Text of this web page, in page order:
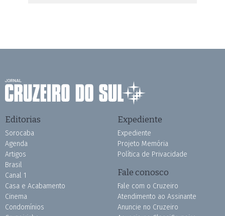
Editorias
Sorocaba
Agenda
Artigos
Brasil
Canal 1
Casa e Acabamento
Cinema
Condomínios
Expediente
Expediente
Projeto Memória
Política de Privacidade
Fale conosco
Fale com o Cruzeiro
Atendimento ao Assinante
Anuncie no Cruzeiro